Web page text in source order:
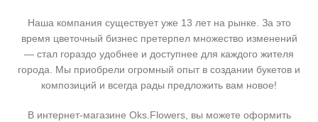
Наша компания существует уже 13 лет на рынке. За это
время цветочный бизнес претерпел множество изменений
— стал гораздо удобнее и доступнее для каждого жителя
города. Мы приобрели огромный опыт в создании букетов и
композиций и всегда рады предложить вам новое!
В интернет-магазине Oks.Flowers, вы можете оформить